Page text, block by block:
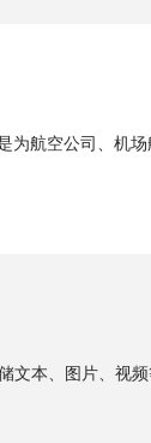
为航空公司、机
文本、图片、视